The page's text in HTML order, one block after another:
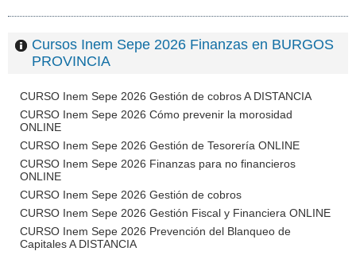
Cursos Inem Sepe 2026 Finanzas en BURGOS
PROVINCIA
CURSO Inem Sepe 2026 Gestión de cobros A DISTANCIA
CURSO Inem Sepe 2026 Cómo prevenir la morosidad
ONLINE
CURSO Inem Sepe 2026 Gestión de Tesorería ONLINE
CURSO Inem Sepe 2026 Finanzas para no financieros
ONLINE
CURSO Inem Sepe 2026 Gestión de cobros
CURSO Inem Sepe 2026 Gestión Fiscal y Financiera ONLINE
CURSO Inem Sepe 2026 Prevención del Blanqueo de
Capitales A DISTANCIA